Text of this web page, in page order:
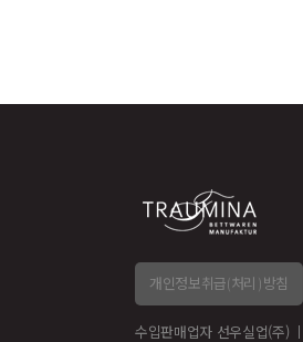
개인정보취급(처리)방침
수입판매업자 선우실업(주)